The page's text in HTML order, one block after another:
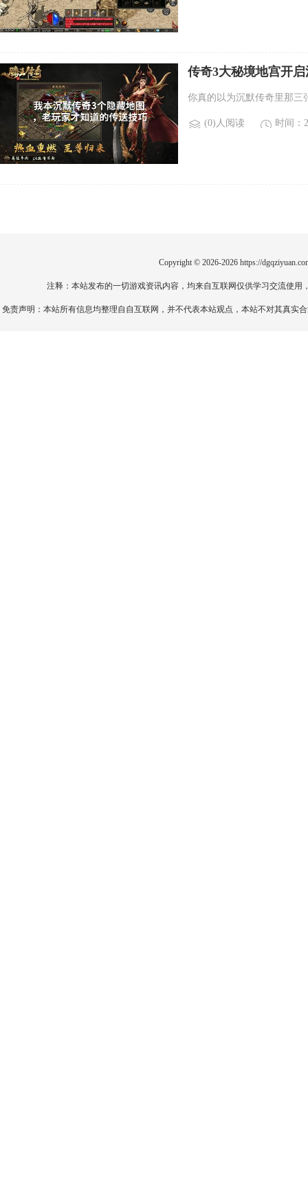
传奇3大秘境地宫开
你真的以为沉默传奇里那三
(0)人阅读 时间：
Copyright © 2026-2026 https://
注释：本站发布的一切游戏资讯内容，均来自互联网仅供学习交流使
免责声明：本站所有信息均整理自自互联网，并不代表本站观点，本站不对其真实